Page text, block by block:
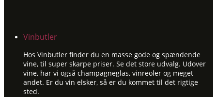
Vinbutler
Hos Vinbutler finder du en masse gode og spændende
vine, til super skarpe priser. Se det store udvalg. Udover
vine, har vi også champagneglas, vinreoler og meget
andet. Er du vin elsker, så er du kommet til det rigtige
sted.